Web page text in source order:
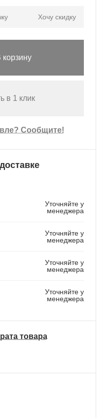
Хочу скидку
корзину
в 1 клик
Сообщите!
Уточняйте у
менеджера
Уточняйте у
менеджера
Уточняйте у
менеджера
Уточняйте у
менеджера
товара